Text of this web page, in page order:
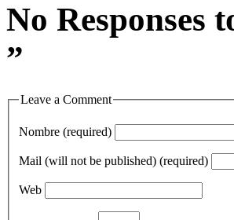
No Responses
”
Leave a Comment
Nombre (required)
Mail (will not be published) (required)
Web